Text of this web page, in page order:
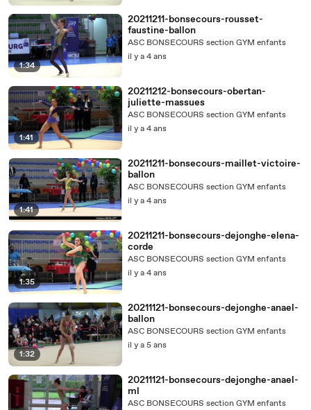
1:34
20211211-bonsecours-rousset-
faustine-ballon
ASC BONSECOURS section GYM enfants
il y a 4 ans
1:41
20211212-bonsecours-obertan-
juliette-massues
ASC BONSECOURS section GYM enfants
il y a 4 ans
1:41
20211211-bonsecours-maillet-victoire-
ballon
ASC BONSECOURS section GYM enfants
il y a 4 ans
1:35
20211211-bonsecours-dejonghe-elena-
corde
ASC BONSECOURS section GYM enfants
il y a 4 ans
1:32
20211121-bonsecours-dejonghe-anael-
ballon
ASC BONSECOURS section GYM enfants
il y a 5 ans
20211121-bonsecours-dejonghe-anael-
ml
ASC BONSECOURS section GYM enfants